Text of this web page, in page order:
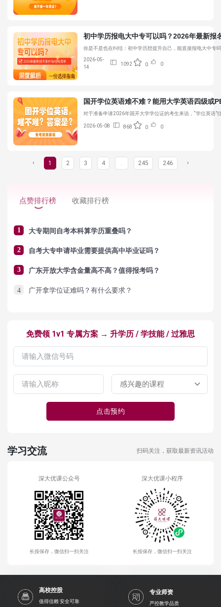
初中学历报电大中专可以吗？2026年最新报
你是不是也在纠结：初中学历想提升自己，能直接报电大中专
2026-05-
14
1092 0 0
国开学位英语难不难？能用大学英语四级或
对于准备申请2026年国开大学学位证的考生来说，“学位英语
2026-05-08 868 0 0
‹ 1 2 3 4 245 246 ›
点赞排行榜 收藏排行榜
1 大专期间自考本科算学历重叠吗？
2 自考大专申请毕业需要提供高中毕业证吗？
3 广东开放大学含金量高不高？值得报考吗？
4 广开拿学位证难吗？有什么要求？
免费领 1v1 专属方案 → 升学历 / 学技能 / 过雅思
点击预约
学习交流 扫码关注，获取最新资讯活动
深大优课公众号
长按保存，微信扫一扫关注
深大优课小程序
长按保存，微信扫一扫关注
高校控股
值得信赖 安全可靠
专业师资
严控教学品质